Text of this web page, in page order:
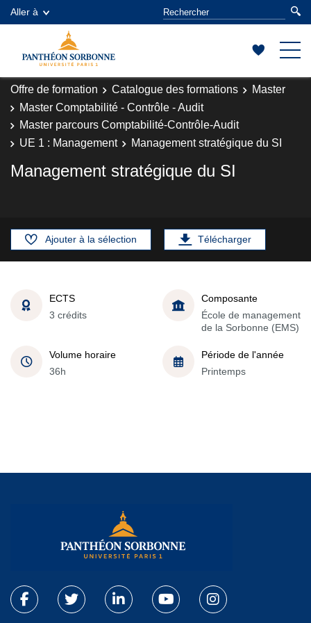
Aller à
Offre de formation Catalogue des formations
Master
Master Comptabilité - Contrôle - Audit
Master parcours Comptabilité-Contrôle-Audit
UE 1 : Management
Management stratégique du SI
Management stratégique du SI
Ajouter à la sélection Télécharger
ECTS
3 crédits
Composante
École de management
de la Sorbonne (EMS)
Volume horaire
36h
Période de l'année
Printemps